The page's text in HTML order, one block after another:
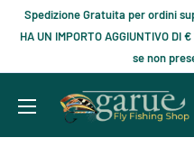
Spedizione Gratuita per ordini
HA UN IMPORTO AGGIUNTIVO
se non